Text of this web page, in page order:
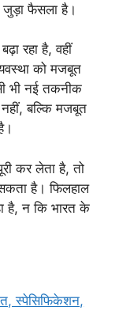
जुड़ा फैसला है।
रहा है, वहीं
को मजबूत
भी नई तकनीक
बल्कि मजबूत
कर लेता है, तो
है। फिलहाल
है, न कि भारत के
स्पेसिफिकेशन,